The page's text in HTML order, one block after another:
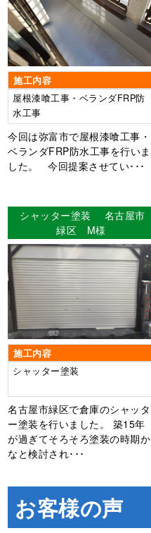
施工内容
屋根漆喰工事・ベランダFRP防
水工事
今回は弥富市で屋根漆喰工事・
ベランダFRP防水工事を行いま
した。 今回提案させてい･･･
シャッター塗装 名古屋市
緑区 M様
施工内容
シャッター塗装
名古屋市緑区で倉庫のシャッタ
ー塗装を行いました。 築15年
が過ぎてそろそろ塗装の時期か
なと検討され･･･
お客様の声